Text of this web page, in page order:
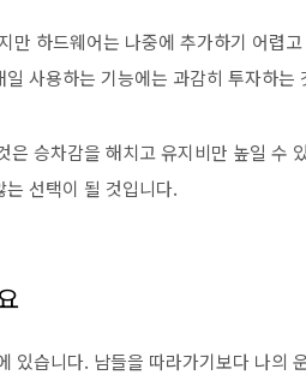
만 하드웨어는 나중에 추가하기 어렵
사용하는 기능에는 과감히 투자하는
승차감을 해치고 유지비만 높일 수
선택이 될 것입니다.
있습니다. 남들을 따라가기보다 나의